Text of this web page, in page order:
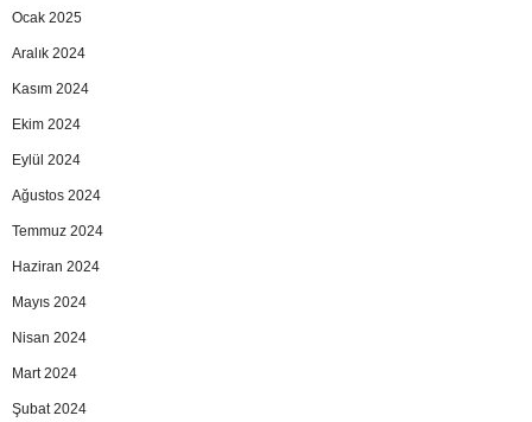
Ocak 2025
Aralık 2024
Kasım 2024
Ekim 2024
Eylül 2024
Ağustos 2024
Temmuz 2024
Haziran 2024
Mayıs 2024
Nisan 2024
Mart 2024
Şubat 2024